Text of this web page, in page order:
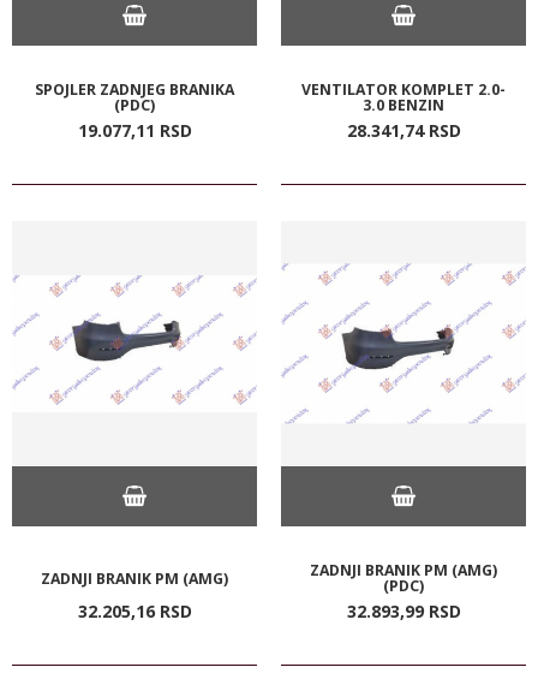
SPOJLER ZADNJEG BRANIKA
(PDC)
19.077,11 RSD
VENTILATOR KOMPLET 2.0-
3.0 BENZIN
28.341,74 RSD
ZADNJI BRANIK PM (AMG)
32.205,16 RSD
ZADNJI BRANIK PM (AMG)
(PDC)
32.893,99 RSD